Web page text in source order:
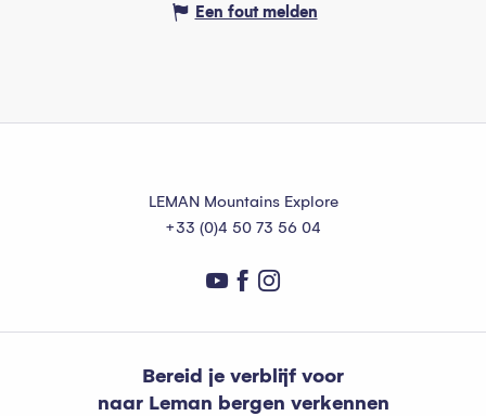
Een fout melden
LEMAN Mountains Explore
+33 (0)4 50 73 56 04
Bereid je verblijf voor
naar Leman bergen verkennen